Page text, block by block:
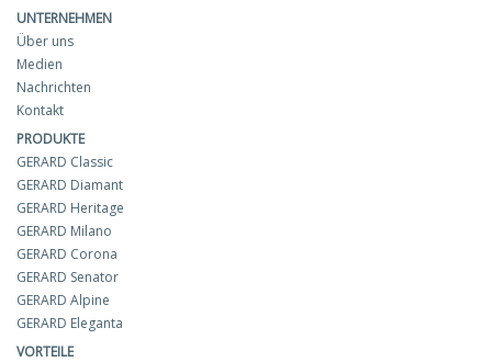
UNTERNEHMEN
Über uns
Medien
Nachrichten
Kontakt
PRODUKTE
GERARD Classic
GERARD Diamant
GERARD Heritage
GERARD Milano
GERARD Corona
GERARD Senator
GERARD Alpine
GERARD Eleganta
VORTEILE